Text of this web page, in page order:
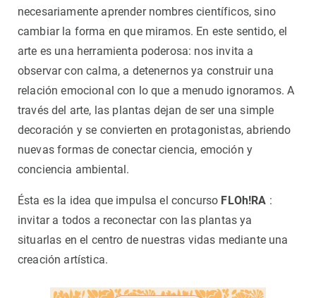
necesariamente aprender nombres científicos, sino
cambiar la forma en que miramos. En este sentido, el
arte es una herramienta poderosa: nos invita a
observar con calma, a detenernos ya construir una
relación emocional con lo que a menudo ignoramos. A
través del arte, las plantas dejan de ser una simple
decoración y se convierten en protagonistas, abriendo
nuevas formas de conectar ciencia, emoción y
conciencia ambiental.
Ésta es la idea que impulsa el concurso FLOh!RA :
invitar a todos a reconectar con las plantas ya
situarlas en el centro de nuestras vidas mediante una
creación artística.